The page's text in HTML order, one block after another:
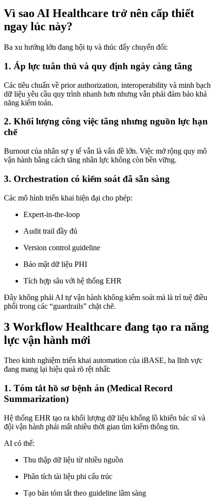
Vì sao AI Healthcare trở nên cấp thiết
ngay lúc này?
Ba xu hướng lớn đang hội tụ và thúc đẩy chuyển đổi:
1. Áp lực tuân thủ và quy định ngày càng tăng
Các tiêu chuẩn về prior authorization, interoperability và minh bạch
dữ liệu yêu cầu quy trình nhanh hơn nhưng vẫn phải đảm bảo khả
năng kiểm toán.
2. Khối lượng công việc tăng nhưng nguồn lực hạn
chế
Burnout của nhân sự y tế vẫn là vấn đề lớn. Việc mở rộng quy mô
vận hành bằng cách tăng nhân lực không còn bền vững.
3. Orchestration có kiểm soát đã sẵn sàng
Các mô hình triển khai hiện đại cho phép:
Expert-in-the-loop
Audit trail đầy đủ
Version control guideline
Bảo mật dữ liệu PHI
Tích hợp sâu với hệ thống EHR
Đây không phải AI tự vận hành không kiểm soát mà là trí tuệ điều
phối trong các “guardrails” chặt chẽ.
3 Workflow Healthcare đang tạo ra năng
lực vận hành mới
Theo kinh nghiệm triển khai automation của iBASE, ba lĩnh vực
đang mang lại hiệu quả rõ rệt nhất:
1. Tóm tắt hồ sơ bệnh án (Medical Record
Summarization)
Hệ thống EHR tạo ra khối lượng dữ liệu khổng lồ khiến bác sĩ và
đội vận hành phải mất nhiều thời gian tìm kiếm thông tin.
AI có thể:
Thu thập dữ liệu từ nhiều nguồn
Phân tích tài liệu phi cấu trúc
Tạo bản tóm tắt theo guideline lâm sàng